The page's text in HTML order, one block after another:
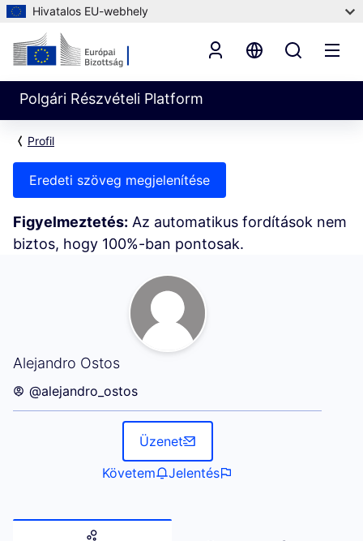
Hivatalos EU-webhely
Polgári Részvételi Platform
Profil
Eredeti szöveg megjelenítése
Figyelmeztetés: Az automatikus fordítások nem
biztos, hogy 100%-ban pontosak.
Alejandro Ostos
Saját tevékenységem (Alejandro Ostos)
@alejandro_ostos
Üzenet
Követem
Jelentés